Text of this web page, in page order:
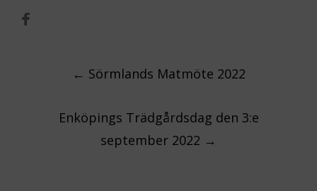
Post
navigation
← Sörmlands Matmöte 2022
Enköpings Trädgårdsdag den 3:e
september 2022 →